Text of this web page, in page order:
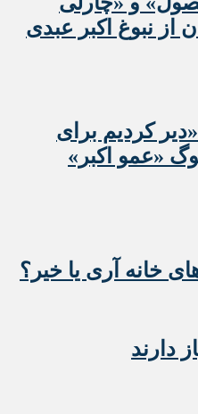
از نبوغ اکبر عبدی
کردیم برای
«عمو اکبر»
خانه آری یا خیر؟
دارند